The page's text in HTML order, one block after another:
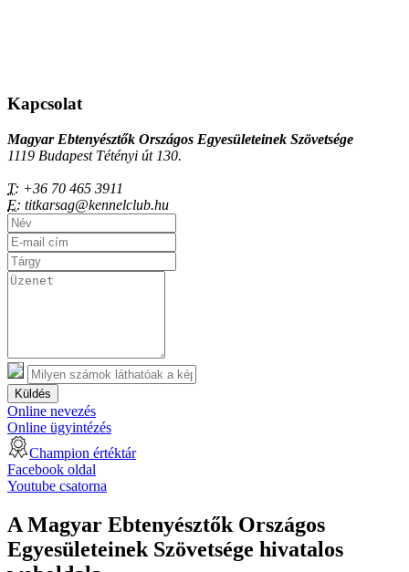
Kapcsolat
Magyar Ebtenyésztők Országos Egyesületeinek Szövetsége
1119 Budapest Tétényi út 130.
T: +36 70 465 3911
E: titkarsag@kennelclub.hu
Küldés
Online nevezés
Online ügyintézés
Champion értéktár
Facebook oldal
Youtube csatorna
A Magyar Ebtenyésztők Országos
Egyesületeinek Szövetsége hivatalos